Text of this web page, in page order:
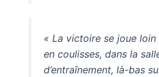
« La victoire se joue
en coulisses, dans la
d’entraînement, là-bas